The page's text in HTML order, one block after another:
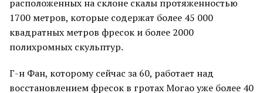
расположенных на склоне скалы протяженностью
1700 метров, которые содержат более 45 000
квадратных метров фресок и более 2000
полихромных скульптур.
Г-н Фан, которому сейчас за 60, работает над
восстановлением фресок в гротах Могао уже более 40